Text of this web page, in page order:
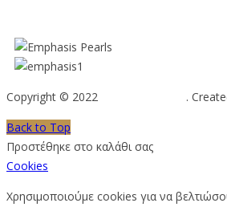
Copyright © 2022 .
Back to Top
Προστέθηκε στο καλάθι σας
Cookies
Χρησιμοποιούμε cookies για να